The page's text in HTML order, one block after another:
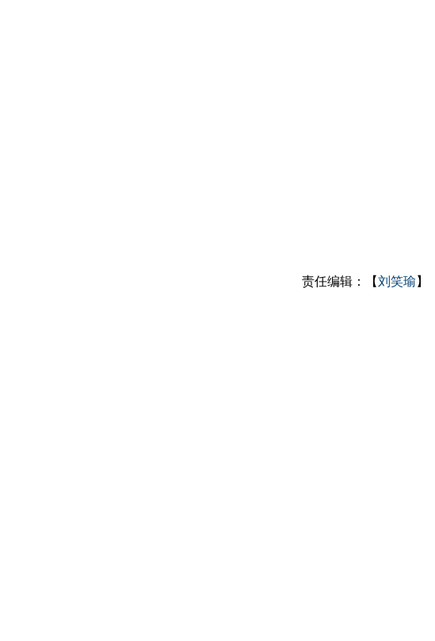
责任编辑：【刘笑瑜 】